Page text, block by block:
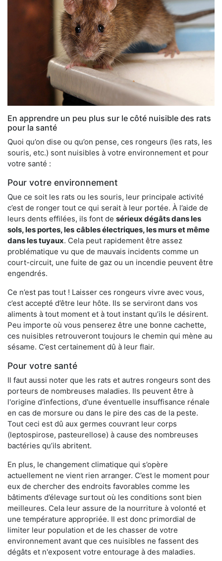
En apprendre un peu plus sur le côté nuisible des rats
pour la santé
Quoi qu’on dise ou qu’on pense, ces rongeurs (les rats, les
souris, etc.) sont nuisibles à votre environnement et pour
votre santé :
Pour votre environnement
Que ce soit les rats ou les souris, leur principale activité
c’est de ronger tout ce qui serait à leur portée. À l’aide de
leurs dents effilées, ils font de sérieux dégâts dans les
sols, les portes, les câbles électriques, les murs et même
dans les tuyaux. Cela peut rapidement être assez
problématique vu que de mauvais incidents comme un
court-circuit, une fuite de gaz ou un incendie peuvent être
engendrés.
Ce n’est pas tout ! Laisser ces rongeurs vivre avec vous,
c’est accepté d’être leur hôte. Ils se serviront dans vos
aliments à tout moment et à tout instant qu’ils le désirent.
Peu importe où vous penserez être une bonne cachette,
ces nuisibles retrouveront toujours le chemin qui mène au
sésame. C’est certainement dû à leur flair.
Pour votre santé
Il faut aussi noter que les rats et autres rongeurs sont des
porteurs de nombreuses maladies. Ils peuvent être à
l'origine d'infections, d'une éventuelle insuffisance rénale
en cas de morsure ou dans le pire des cas de la peste.
Tout ceci est dû aux germes couvrant leur corps
(leptospirose, pasteurellose) à cause des nombreuses
bactéries qu’ils abritent.
En plus, le changement climatique qui s’opère
actuellement ne vient rien arranger. C’est le moment pour
eux de chercher des endroits favorables comme les
bâtiments d’élevage surtout où les conditions sont bien
meilleures. Cela leur assure de la nourriture à volonté et
une température appropriée. Il est donc primordial de
limiter leur population et de les chasser de votre
environnement avant que ces nuisibles ne fassent des
dégâts et n'exposent votre entourage à des maladies.